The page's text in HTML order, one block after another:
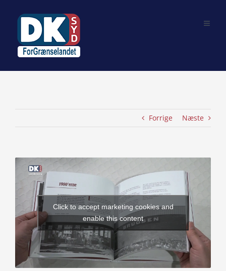
Forrige Næste
View
Larger
Image
Click to accept marketing cookies and
enable this content